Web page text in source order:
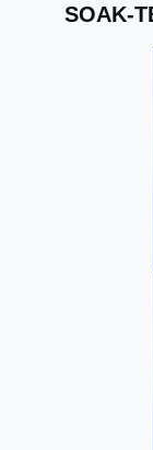
SOAK-
für
und